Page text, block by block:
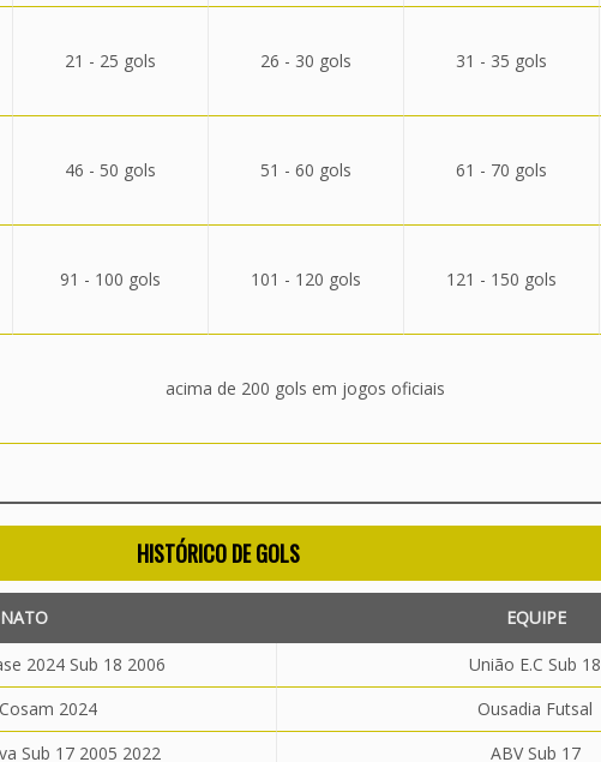
21 - 25 gols 26 - 30 gols 31 - 35 gols
46 - 50 gols 51 - 60 gols 61 - 70 gols
91 - 100 gols 101 - 120 gols 121 - 150 gols
acima de 200 gols em jogos oficiais
HISTÓRICO DE GOLS
EQUIPE
2024 Sub 18 2006 União E.C Sub 18
2024 Ousadia Futsal
Sub 17 2005 2022 ABV Sub 17